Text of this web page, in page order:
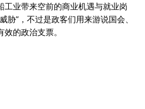
工业带来空前的商业机遇与就业岗
胁”，不过是政客们用来游说国会、
的政治支票。